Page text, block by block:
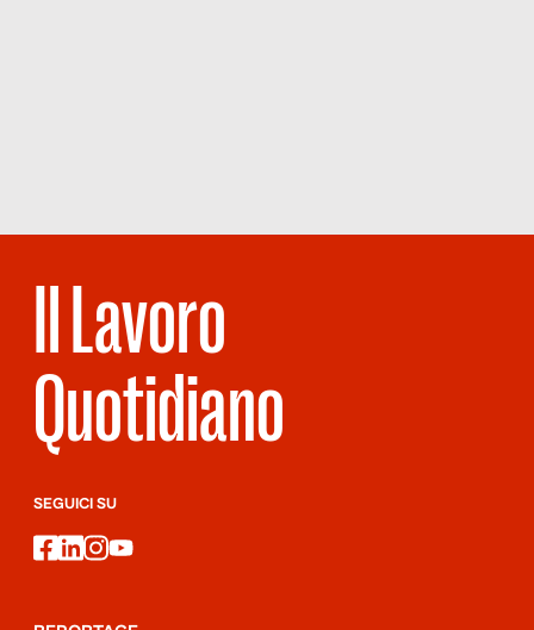
Il Lavoro
Quotidiano
SEGUICI SU
facebook
linkedin
instagram
youtube